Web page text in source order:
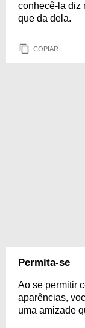
conhecê-la diz
que da dela.
COPIAR
Permita-se
Ao se permitir
aparências,
uma amizade